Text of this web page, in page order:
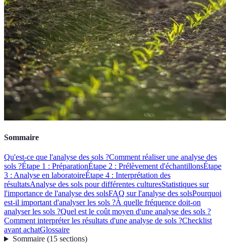
Sommaire
Qu'est-ce que l'analyse des sols ?Comment réaliser une analyse des
sols ?Étape 1 : PréparationÉtape 2 : Prélèvement d'échantillonsÉtape
3 : Analyse en laboratoireÉtape 4 : Interprétation des
résultatsAnalyse des sols pour différentes culturesStatistiques sur
l'importance de l'analyse des solsFAQ sur l'analyse des solsPourquoi
est-il important d'analyser les sols ?À quelle fréquence doit-on
analyser les sols ?Quel est le coût moyen d'une analyse des sols ?
Comment interpréter les résultats d'une analyse de sols ?Checklist
avant achatGlossaire
Sommaire(15 sections)